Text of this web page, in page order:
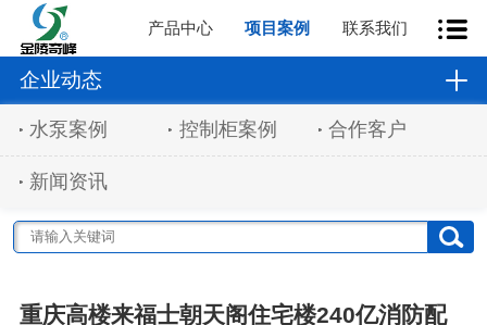
产品中心 项目案例 联系我们
企业动态
水泵案例 控制柜案例 合作客户
新闻资讯
重庆高楼来福士朝天阁住宅楼240亿消防配